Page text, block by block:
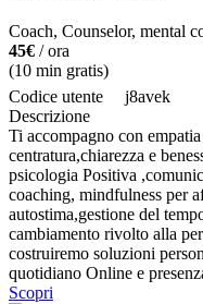
Coach, Counselor, mental
45€ / ora
(10 min gratis)
Codice utente
j8avek
Descrizione
Ti accompagno con
centratura,chiarezza e
psicologia Positiva
coaching, mindfulness per
autostima,gestione del
cambiamento rivolto alla
costruiremo soluzioni
quotidiano Online e
Scopri